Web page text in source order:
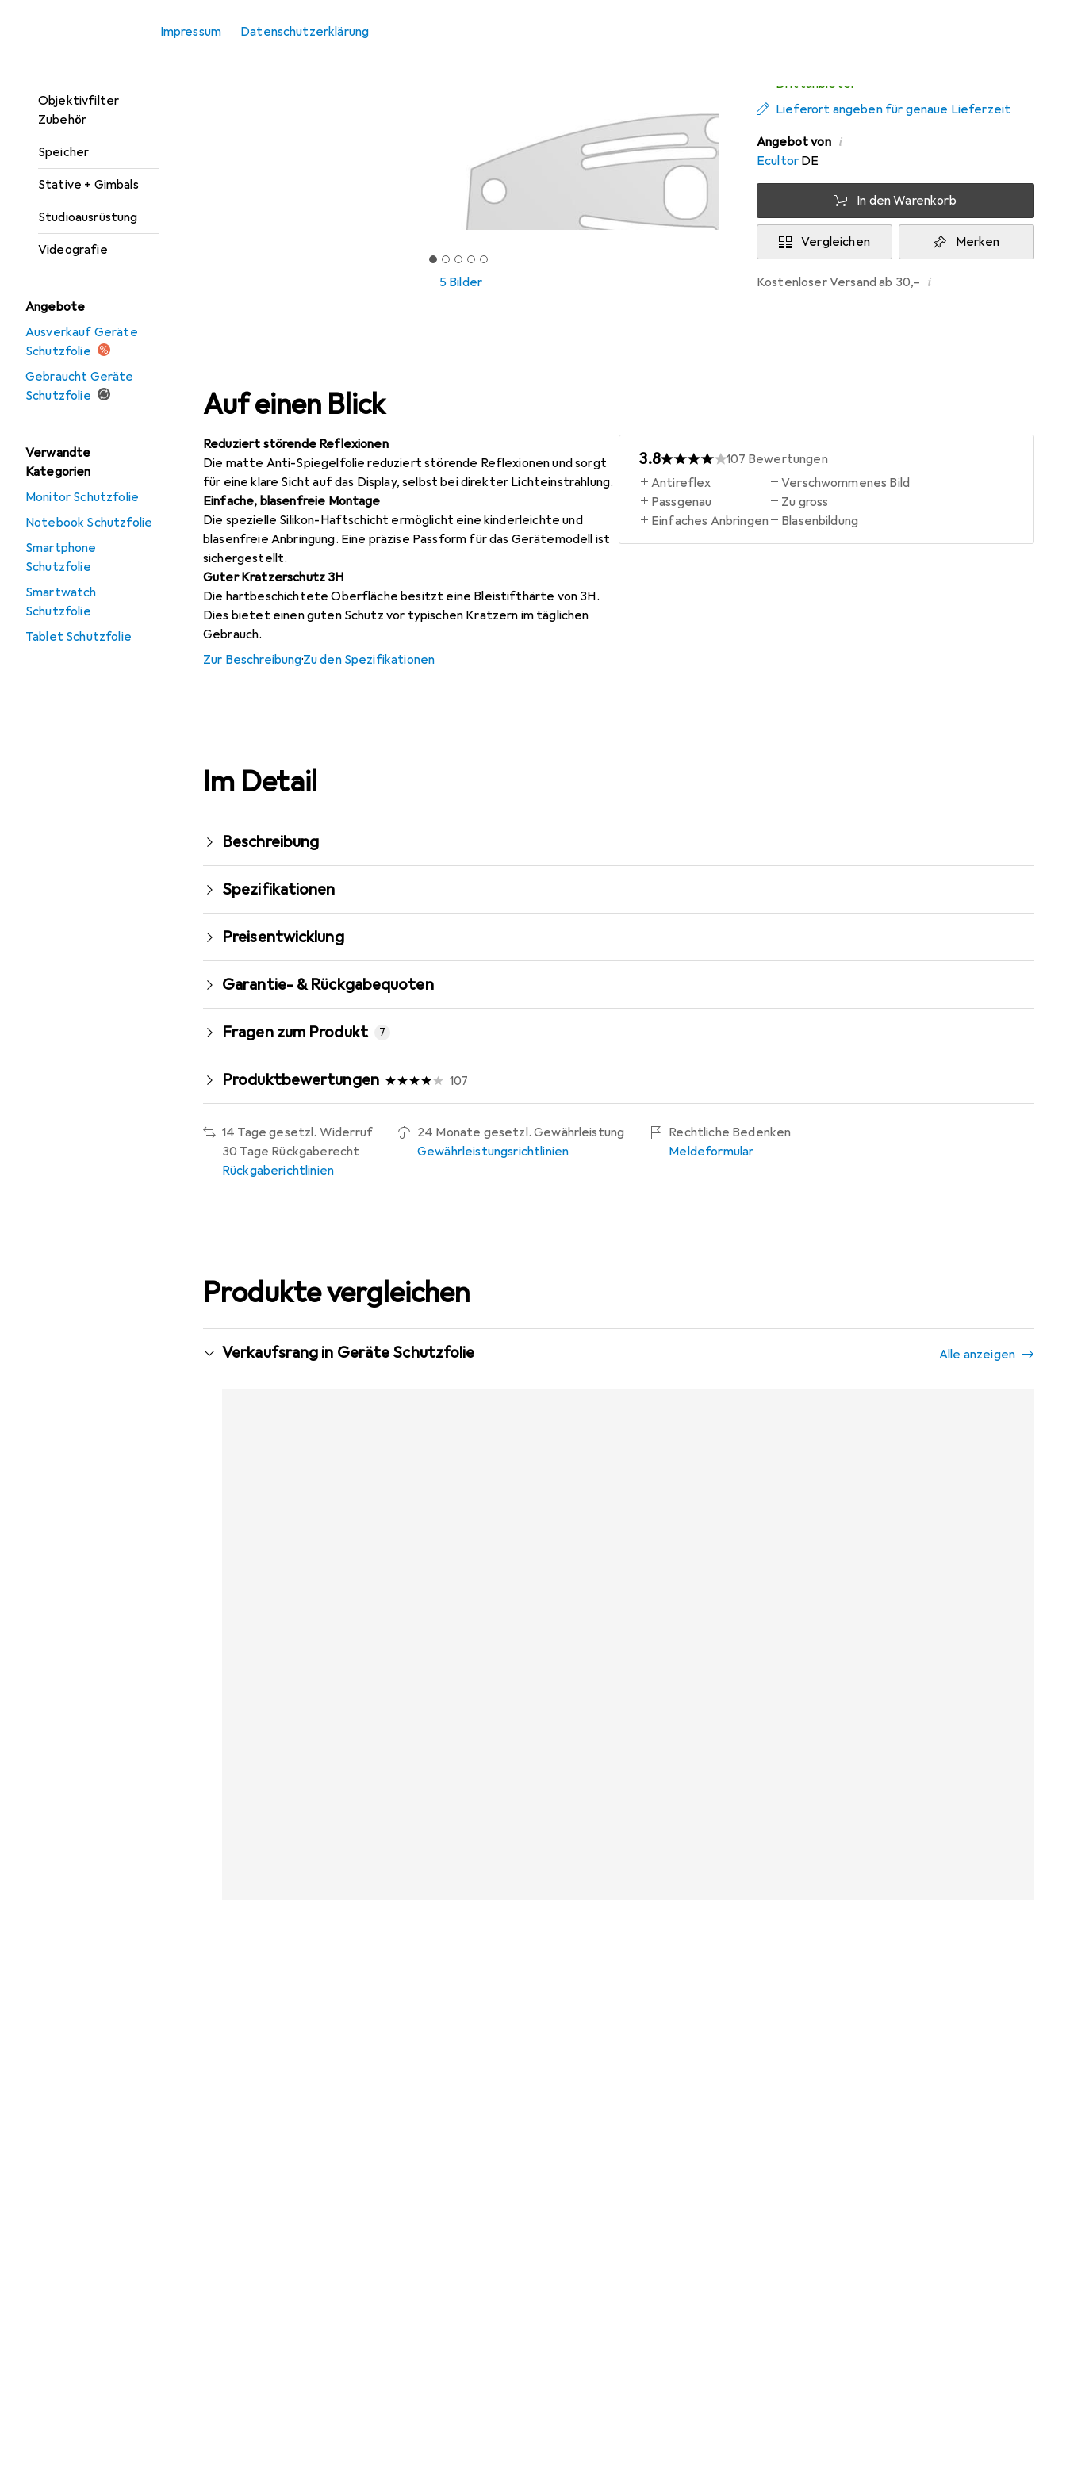
Impressum Datenschutzerklärung
Objektivfilter
Zubehör
Speicher
Stative + Gimbals
Studioausrüstung
Videografie
Angebote
Ausverkauf Geräte
Schutzfolie
Gebraucht Geräte
Schutzfolie
Verwandte
Kategorien
Monitor Schutzfolie
Notebook Schutzfolie
Smartphone
Schutzfolie
Smartwatch
Schutzfolie
Tablet Schutzfolie
5 Bilder
Drittanbieter
Lieferort angeben für genaue Lieferzeit
Angebot von i
Ecultor DE
In den Warenkorb
Vergleichen Merken
Kostenloser Versand ab 30,– i
Auf einen Blick
Reduziert störende Reflexionen
Die matte Anti-Spiegelfolie reduziert störende Reflexionen und sorgt
für eine klare Sicht auf das Display, selbst bei direkter Lichteinstrahlung.
Einfache, blasenfreie Montage
Die spezielle Silikon-Haftschicht ermöglicht eine kinderleichte und
blasenfreie Anbringung. Eine präzise Passform für das Gerätemodell ist
sichergestellt.
Guter Kratzerschutz 3H
Die hartbeschichtete Oberfläche besitzt eine Bleistifthärte von 3H.
Dies bietet einen guten Schutz vor typischen Kratzern im täglichen
Gebrauch.
Zur Beschreibung·Zu den Spezifikationen
3.8 107 Bewertungen
Antireflex
Passgenau
Einfaches Anbringen
Verschwommenes Bild
Zu gross
Blasenbildung
Im Detail
Beschreibung
Spezifikationen
Preisentwicklung
Garantie- & Rückgabequoten
Fragen zum Produkt 7
Produktbewertungen 107
14 Tage gesetzl. Widerruf
30 Tage Rückgaberecht
Rückgaberichtlinien
24 Monate gesetzl. Gewährleistung
Gewährleistungsrichtlinien
Rechtliche Bedenken
Meldeformular
Produkte vergleichen
Verkaufsrang in Geräte Schutzfolie Alle anzeigen